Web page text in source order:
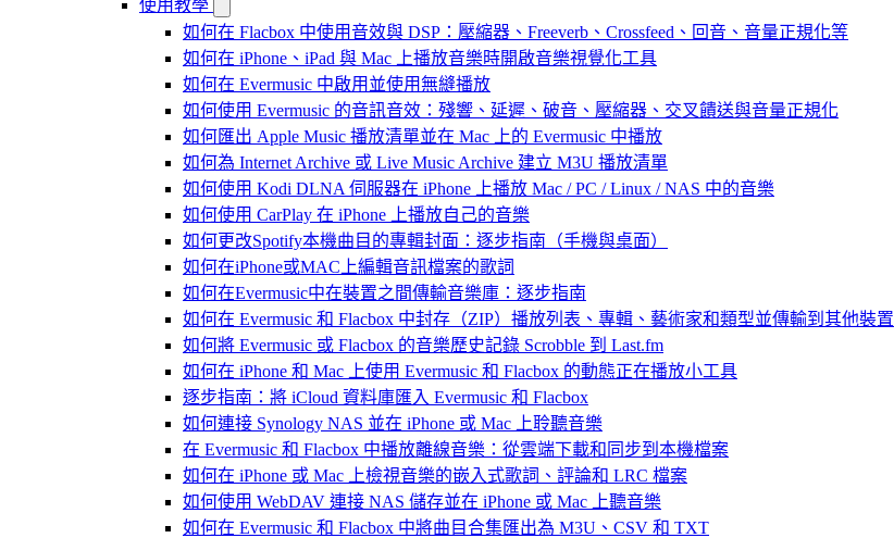
使用教學
如何在 Flacbox 中使用音效與 DSP：壓縮器、Freeverb、Crossfeed、回音、音量正規化等
如何在 iPhone、iPad 與 Mac 上播放音樂時開啟音樂視覺化工具
如何在 Evermusic 中啟用並使用無縫播放
如何使用 Evermusic 的音訊音效：殘響、延遲、破音、壓縮器、交叉饋送與音量正規化
如何匯出 Apple Music 播放清單並在 Mac 上的 Evermusic 中播放
如何為 Internet Archive 或 Live Music Archive 建立 M3U 播放清單
如何使用 Kodi DLNA 伺服器在 iPhone 上播放 Mac / PC / Linux / NAS 中的音樂
如何使用 CarPlay 在 iPhone 上播放自己的音樂
如何更改Spotify本機曲目的專輯封面：逐步指南（手機與桌面）
如何在iPhone或MAC上編輯音訊檔案的歌詞
如何在Evermusic中在裝置之間傳輸音樂庫：逐步指南
如何在 Evermusic 和 Flacbox 中封存（ZIP）播放列表、專輯、藝術家和類型並傳輸到其他裝置
如何將 Evermusic 或 Flacbox 的音樂歷史記錄 Scrobble 到 Last.fm
如何在 iPhone 和 Mac 上使用 Evermusic 和 Flacbox 的動態正在播放小工具
逐步指南：將 iCloud 資料庫匯入 Evermusic 和 Flacbox
如何連接 Synology NAS 並在 iPhone 或 Mac 上聆聽音樂
在 Evermusic 和 Flacbox 中播放離線音樂：從雲端下載和同步到本機檔案
如何在 iPhone 或 Mac 上檢視音樂的嵌入式歌詞、評論和 LRC 檔案
如何使用 WebDAV 連接 NAS 儲存並在 iPhone 或 Mac 上聽音樂
如何在 Evermusic 和 Flacbox 中將曲目合集匯出為 M3U、CSV 和 TXT